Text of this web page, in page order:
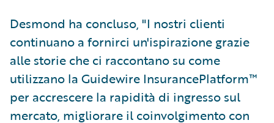
Desmond ha concluso, "I nostri clienti
continuano a fornirci un'ispirazione grazie
alle storie che ci raccontano su come
utilizzano la Guidewire InsurancePlatform™
per accrescere la rapidità di ingresso sul
mercato, migliorare il coinvolgimento con